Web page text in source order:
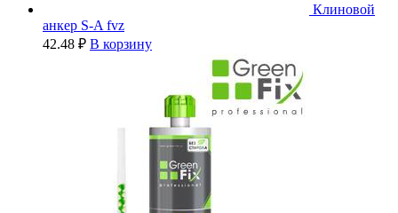
Клиновой
анкер S-A fvz
42.48 ₽ В корзину